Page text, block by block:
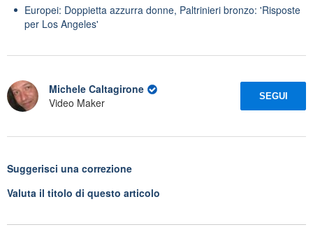
Europei: Doppietta azzurra donne, Paltrinieri bronzo: 'Risposte
per Los Angeles'
Michele Caltagirone
Video Maker
SEGUI
Suggerisci una correzione
Valuta il titolo di questo articolo